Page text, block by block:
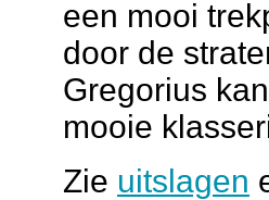
een mooi
door de
Gregorius
mooie
Zie uitslagen